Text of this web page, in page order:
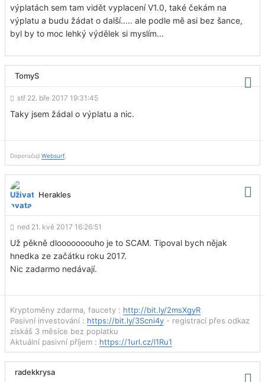
výplatách sem tam vidět vyplacení V1.0, také čekám na
výplatu a budu žádat o další..... ale podle mě asi bez šance,
byl by to moc lehký výdělek si myslím...
TomyS
stř 22. bře 2017 19:31:45
Taky jsem žádal o výplatu a nic.
Doporučuji Websurf
Herakles
ned 21. kvě 2017 16:26:51
Už pěkně dlooooooouho je to SCAM. Tipoval bych nějak
hnedka ze začátku roku 2017.
Nic zadarmo nedávají.
Kryptoměny zdarma, faucety : http://bit.ly/2msXgyR
Pasivní investování : https://bit.ly/3Scni4y - registrací přes odkaz
získáš 3 měsíce bez poplatku
Aktuální pasivní příjem : https://1url.cz/I1Ru1
radekkrysa